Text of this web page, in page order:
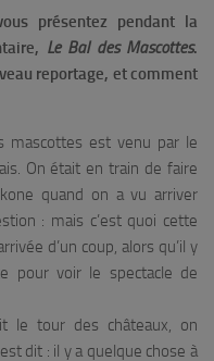
présentez pendant la
Le Bal des Mascottes.
reportage, et comment
mascottes est venu par le
On était en train de faire
quand on a vu arriver
: mais c’est quoi cette
d’un coup, alors qu’il y
pour voir le spectacle de
le tour des châteaux, on
dit : il y a quelque chose à